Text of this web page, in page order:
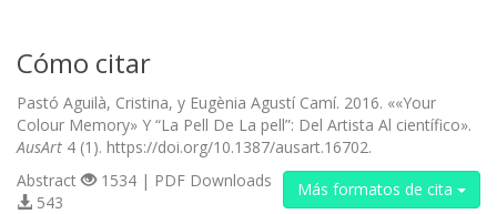
Cómo citar
Pastó Aguilà, Cristina, y Eugènia Agustí Camí. 2016. ««Your
Colour Memory» Y “La Pell De La pell”: Del Artista Al científico».
AusArt 4 (1). https://doi.org/10.1387/ausart.16702.
Más formatos de cita
Abstract
1534 | PDF Downloads
543